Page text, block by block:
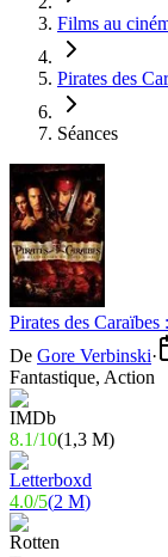
Films au
Pirates des
Séances
Pirates des
De Gore Verbinski·
Fantastique, Action
8.1/10(1,3 M)
4.0/5(2 M)